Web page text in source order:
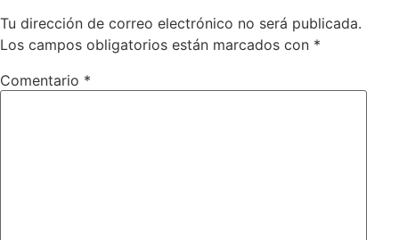
Tu dirección de correo electrónico no será publicada.
Los campos obligatorios están marcados con *
Comentario *